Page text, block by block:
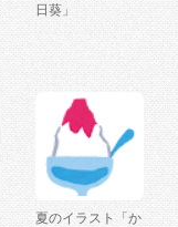
日葵」
夏のイラスト「か